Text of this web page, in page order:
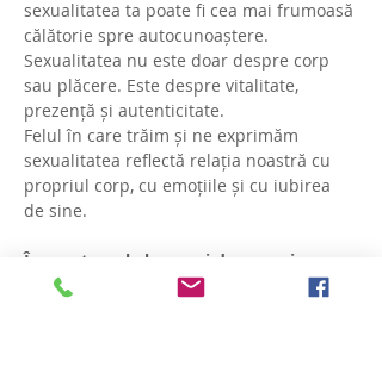
sexualitatea ta poate fi cea mai frumoasă
călătorie spre autocunoaștere.
Sexualitatea nu este doar despre corp
sau plăcere. Este despre vitalitate,
prezență și autenticitate.
Felul în care trăim și ne exprimăm
sexualitatea reflectă relația noastră cu
propriul corp, cu emoțiile și cu iubirea
de sine.
În acest workshop, vei descoperi:
Legătura dintre o sexualitate